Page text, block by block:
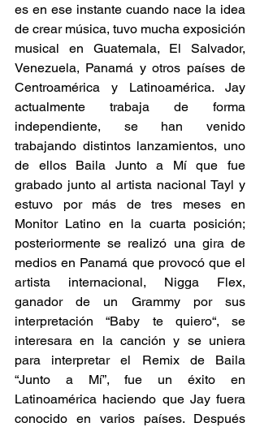
es en ese instante cuando nace la idea
de crear música, tuvo mucha exposición
musical en Guatemala, El Salvador,
Venezuela, Panamá y otros países de
Centroamérica y Latinoamérica. Jay
actualmente trabaja de forma
independiente, se han venido
trabajando distintos lanzamientos, uno
de ellos Baila Junto a Mí que fue
grabado junto al artista nacional Tayl y
estuvo por más de tres meses en
Monitor Latino en la cuarta posición;
posteriormente se realizó una gira de
medios en Panamá que provocó que el
artista internacional, Nigga Flex,
ganador de un Grammy por sus
interpretación “Baby te quiero“, se
interesara en la canción y se uniera
para interpretar el Remix de Baila
“Junto a Mí”, fue un éxito en
Latinoamérica haciendo que Jay fuera
conocido en varios países. Después